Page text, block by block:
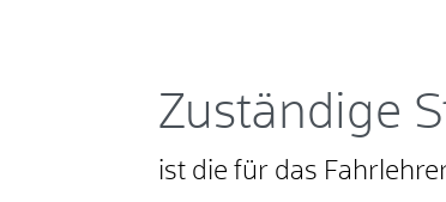
Zuständige
ist die für das